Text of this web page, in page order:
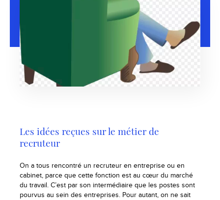
Les idées reçues sur le métier de
recruteur
On a tous rencontré un recruteur en entreprise ou en
cabinet, parce que cette fonction est au cœur du marché
du travail. C’est par son intermédiaire que les postes sont
pourvus au sein des entreprises. Pour autant, on ne sait